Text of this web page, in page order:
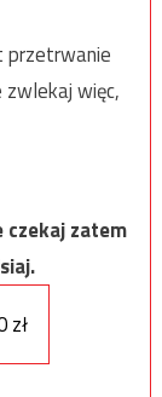
przetrwanie
zwlekaj więc,
czekaj zatem
zł